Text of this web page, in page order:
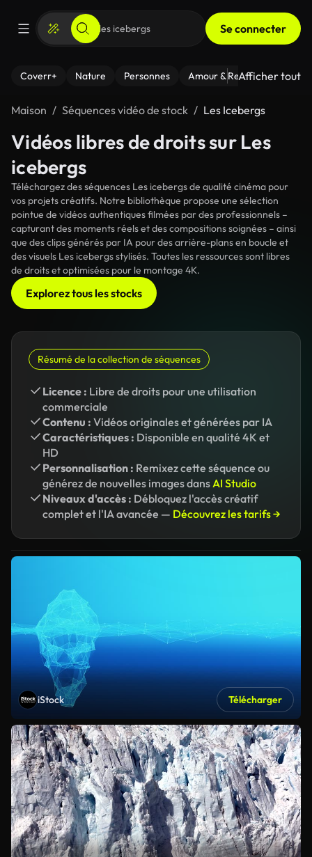
Se connecter
Coverr+ Nature Personnes Amour & Relations Le
Afficher tout
Maison Séquences vidéo de stock Les Icebergs
Vidéos libres de droits sur Les
icebergs
Téléchargez des séquences Les icebergs de qualité cinéma pour
vos projets créatifs. Notre bibliothèque propose une sélection
pointue de vidéos authentiques filmées par des professionnels –
capturant des moments réels et des compositions soignées – ainsi
que des clips générés par IA pour des arrière-plans en boucle et
des visuels Les icebergs stylisés. Toutes les ressources sont libres
de droits et optimisées pour le montage 4K.
Explorez tous les stocks
Résumé de la collection de séquences
Licence : Libre de droits pour une utilisation
commerciale
Contenu : Vidéos originales et générées par IA
Caractéristiques : Disponible en qualité 4K et
HD
Personnalisation : Remixez cette séquence ou
générez de nouvelles images dansAI Studio
Niveaux d'accès : Débloquez l'accès créatif
complet et l'IA avancée — Découvrez les tarifs →
iStock Télécharger